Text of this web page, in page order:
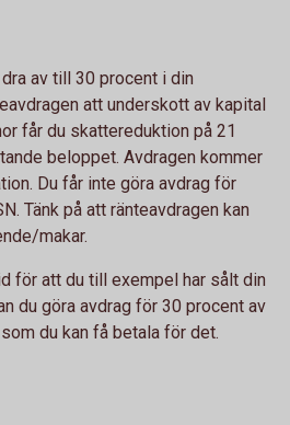
av till 30 procent i din
att underskott av kapital
får du skattereduktion på 21
beloppet. Avdragen kommer
Du får inte göra avdrag för
Tänk på att ränteavdragen kan
makar.
för att du till exempel har sålt din
du göra avdrag för 30 procent av
du kan få betala för det.